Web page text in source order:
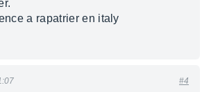
a rapatrier en italy
#4